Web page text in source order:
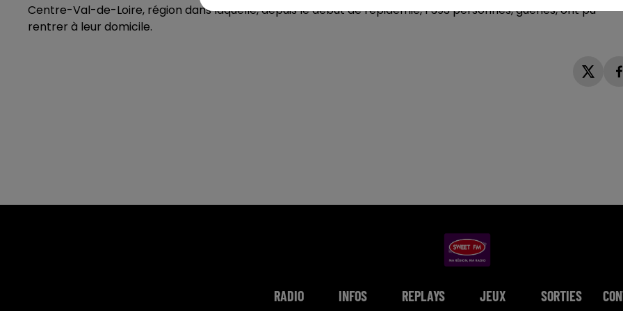
Centre-Val-de-Loire, région dans laquelle, depuis le début de l'épidémie, 1 393 personnes, guéries, ont pu
rentrer à leur domicile.
RADIO INFOS REPLAYS JEUX SORTIES